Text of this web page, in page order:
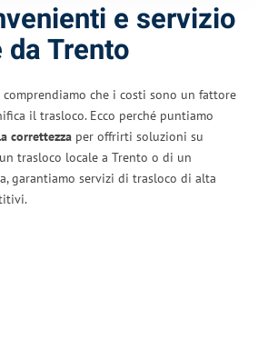
e servizio
Trento
che i costi sono un fattore
il trasloco. Ecco perché puntiamo
correttezza per offrirti soluzioni su
trasloco locale a Trento o di un
garantiamo servizi di trasloco di alta